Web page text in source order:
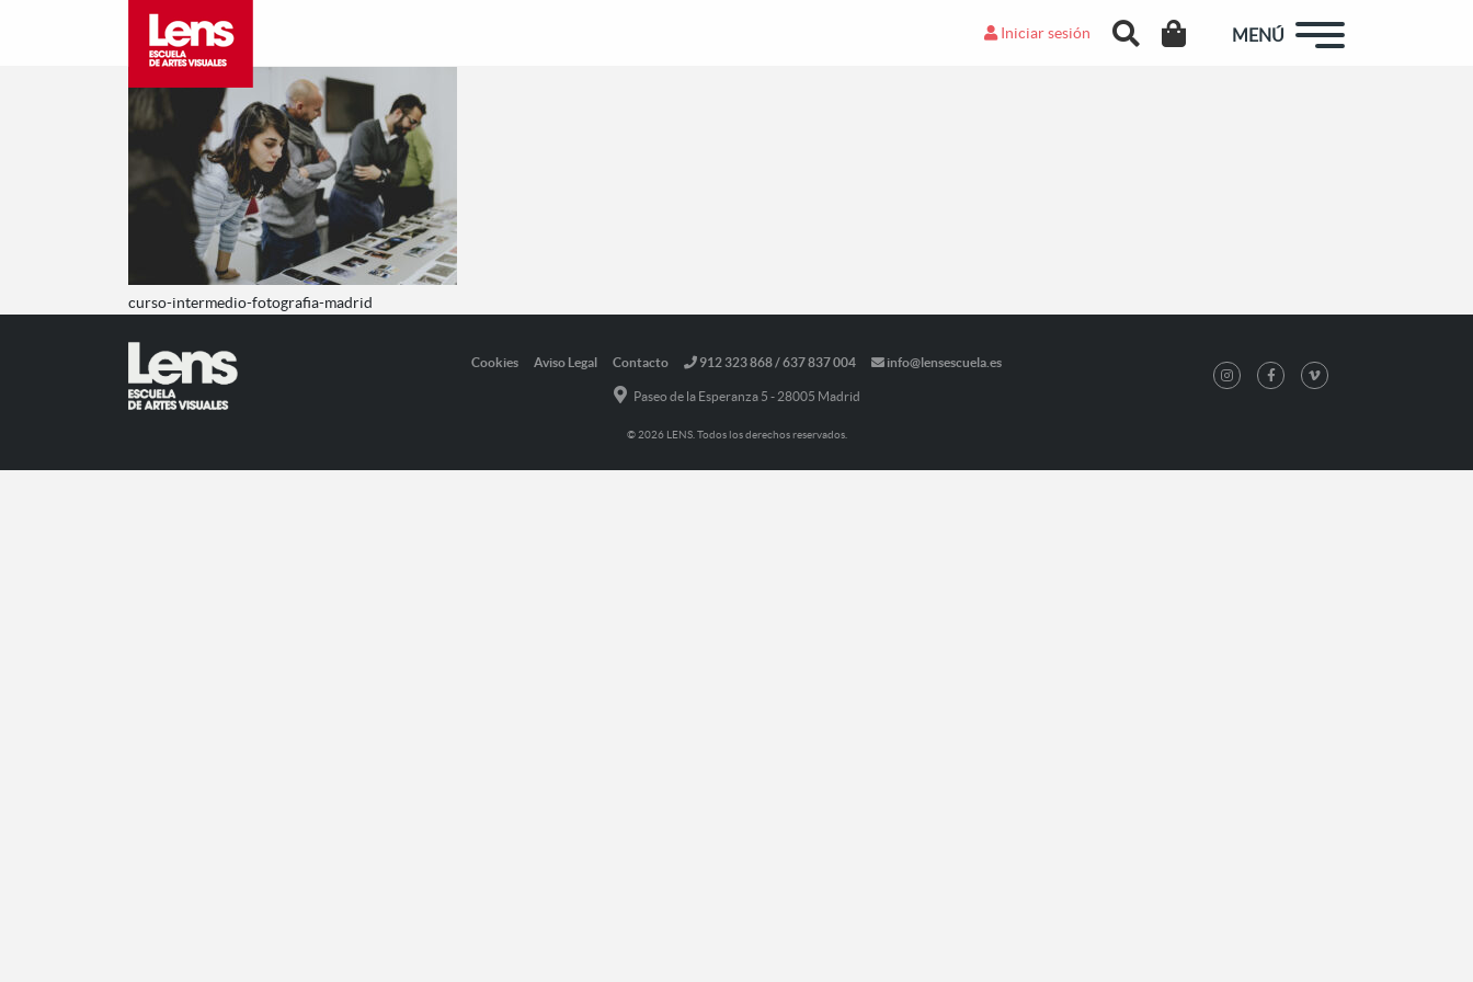
Iniciar sesión MENÚ
curso-intermedio-fotografia-madrid
Cookies Aviso Legal Contacto 912 323 868 / 637 837 004 info@lensescuela.es
Paseo de la Esperanza 5 - 28005 Madrid
© 2026 LENS. Todos los derechos reservados.